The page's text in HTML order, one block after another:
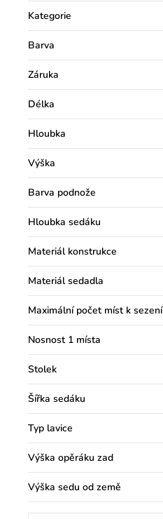
Kategorie
Barva
Záruka
Délka
Hloubka
Výška
Barva podnože
Hloubka sedáku
Materiál konstrukce
Materiál sedadla
Maximální počet míst k sezení
Nosnost 1 místa
Stolek
Šířka sedáku
Typ lavice
Výška opěráku zad
Výška sedu od země